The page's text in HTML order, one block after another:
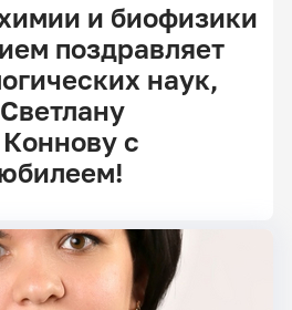
и биофизики
поздравляет
наук,
с